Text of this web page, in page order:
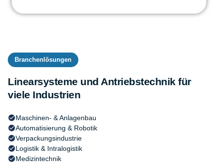
Branchenlösungen
Linearsysteme und Antriebstechnik für
viele Industrien
Maschinen- & Anlagenbau
Automatisierung & Robotik
Verpackungsindustrie
Logistik & Intralogistik
Medizintechnik